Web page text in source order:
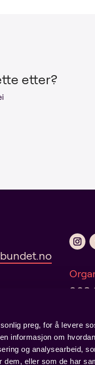
preg, for å levere
informasjon om
og analysearbeid,
dem, eller som de har
etter?
960